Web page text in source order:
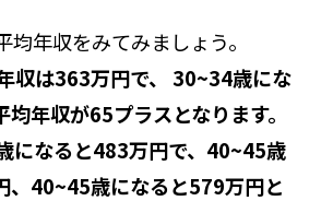
均年収をみてみましょう。
収は363万円で、 30~34歳にな
年収が65プラスとなります。
になると483万円で、40~45歳
、40~45歳になると579万円と